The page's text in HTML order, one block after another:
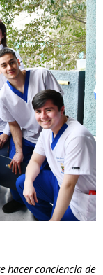
hacer conciencia de